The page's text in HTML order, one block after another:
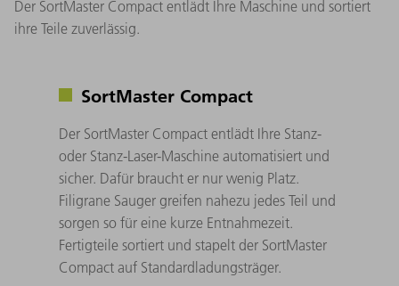
Der SortMaster Compact entlädt Ihre Maschine und sortiert
ihre Teile zuverlässig.
SortMaster Compact
Der SortMaster Compact entlädt Ihre Stanz-
oder Stanz-Laser-Maschine automatisiert und
sicher. Dafür braucht er nur wenig Platz.
Filigrane Sauger greifen nahezu jedes Teil und
sorgen so für eine kurze Entnahmezeit.
Fertigteile sortiert und stapelt der SortMaster
Compact auf Standardladungsträger.